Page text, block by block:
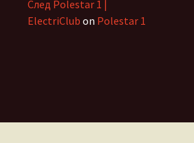
След Polestar 1 |
ElectriClub on Polestar 1